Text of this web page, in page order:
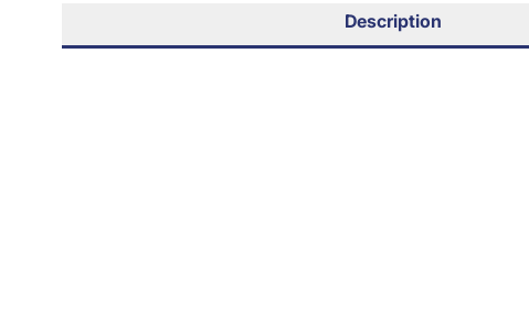
Description